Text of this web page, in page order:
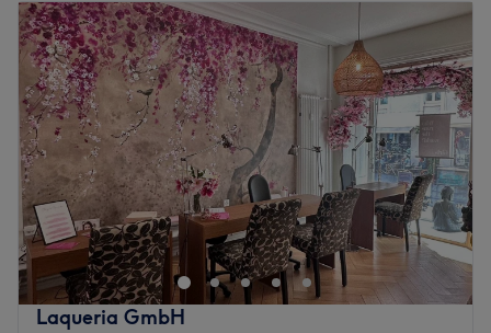
Dienstag
Mittwoch
Geschlossen
Donnerstag
09:00–19:00
Freitag
09:00–19:00
Samstag
Geschlossen
Sonntag
Geschlossen
Cosy Beauty by Laetitia & Elise ist ein renommiertes
Kosmetikstudio, das sich in der malerischen Stadt Aesch
befindet. Es bietet eine Vielzahl von Dienstleistungen und
Behandlungen, die auf die individuellen Bedürfnisse
jede*r Kund*in zugeschnitten sind.
Laqueria GmbH